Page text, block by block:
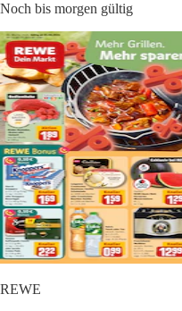
Noch bis morgen gültig
REWE